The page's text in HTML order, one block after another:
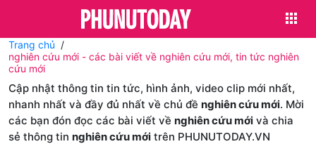
Trang chủ
nghiên cứu mới - các bài viết về nghiên cứu mới, tin tức nghiên
cứu mới
Cập nhật thông tin tin tức, hình ảnh, video clip mới nhất,
nhanh nhất và đầy đủ nhất về chủ đề nghiên cứu mới. Mời
các bạn đón đọc các bài viết về nghiên cứu mới và chia
sẻ thông tin nghiên cứu mới trên PHUNUTODAY.VN